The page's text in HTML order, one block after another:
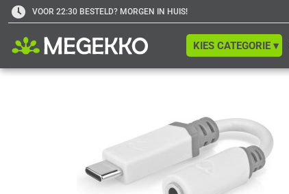
VOOR 22:30 BESTELD? MORGEN IN HUIS!
KIES CATEGORIE ▾